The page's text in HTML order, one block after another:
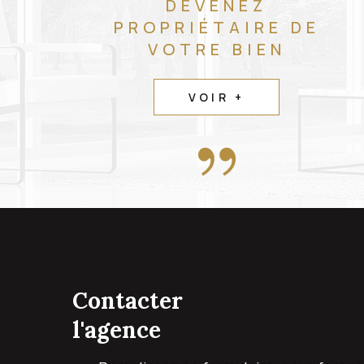
DEVENEZ
PROPRIÉTAIRE DE
VOTRE BIEN
VOIR +
contacter
l'agence